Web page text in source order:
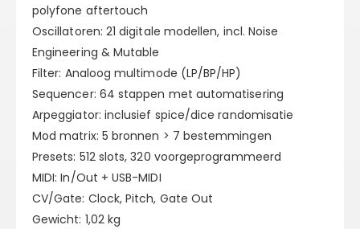
polyfone aftertouch
Oscillatoren: 21 digitale modellen, incl. Noise
Engineering & Mutable
Filter: Analoog multimode (LP/BP/HP)
Sequencer: 64 stappen met automatisering
Arpeggiator: inclusief spice/dice randomisatie
Mod matrix: 5 bronnen > 7 bestemmingen
Presets: 512 slots, 320 voorgeprogrammeerd
MIDI: In/Out + USB-MIDI
CV/Gate: Clock, Pitch, Gate Out
Gewicht: 1,02 kg